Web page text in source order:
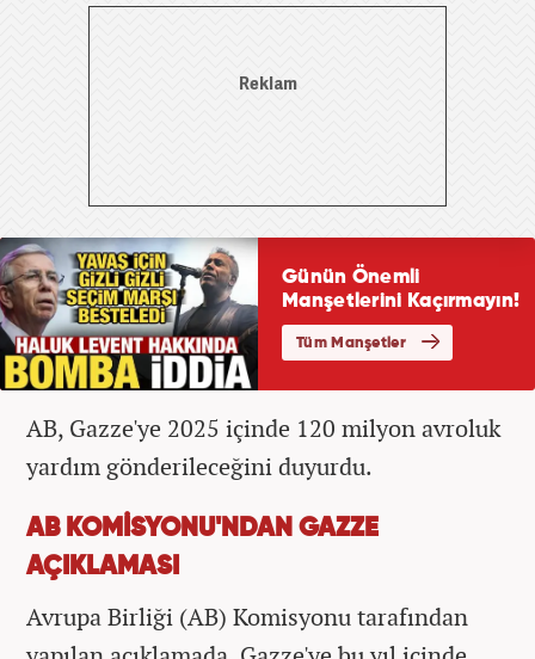
AB, Gazze'ye 2025 içinde 120 milyon avroluk
yardım gönderileceğini duyurdu.
AB KOMİSYONU'NDAN GAZZE
AÇIKLAMASI
Avrupa Birliği (AB) Komisyonu tarafından